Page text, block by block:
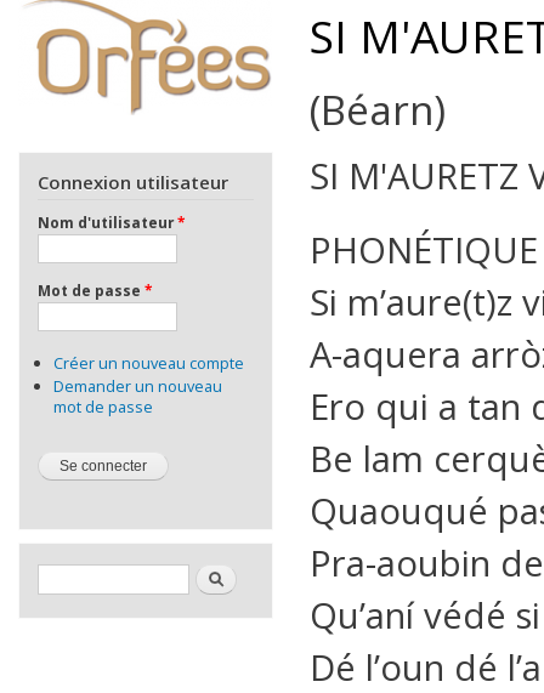
Connexion utilisateur
Nom d'utilisateur*
Mot de passe *
Créer un nouveau compte
Demander un nouveau
mot de passe
Formulaire de rechercheRechercher
SI
(Béarn)
SI M'AURETZ
PHONÉTIQUE
Si
A-aquera
Ero qui a tan
Be lam
Quaouqué
Pra-aoubin
Qu’aní védé
Dé l’oun dé